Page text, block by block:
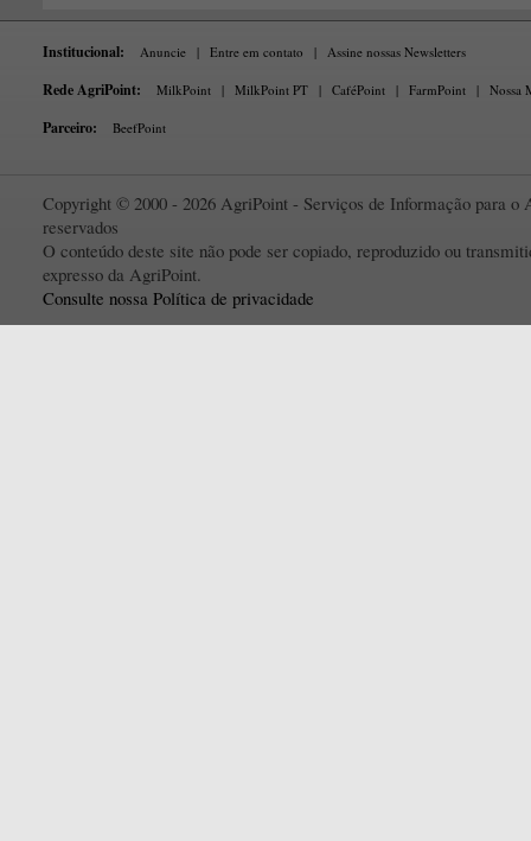
Institucional: Anuncie | Entre em contato | Assine nossas Newsletters
Rede AgriPoint: MilkPoint | MilkPoint PT | CaféPoint | FarmPoint | Nossa
Parceiro: BeefPoint
Copyright © 2000 - 2026 AgriPoint - Serviços de Informação para o
reservados
O conteúdo deste site não pode ser copiado, reproduzido ou
expresso da AgriPoint.
Consulte nossa Política de privacidade